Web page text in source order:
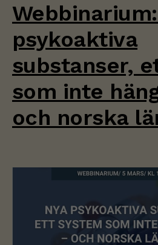
psykoaktiva
substanser,
som inte
och norska